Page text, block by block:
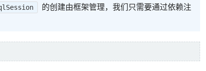
的创建由框架管理，我们只需要通过依赖注